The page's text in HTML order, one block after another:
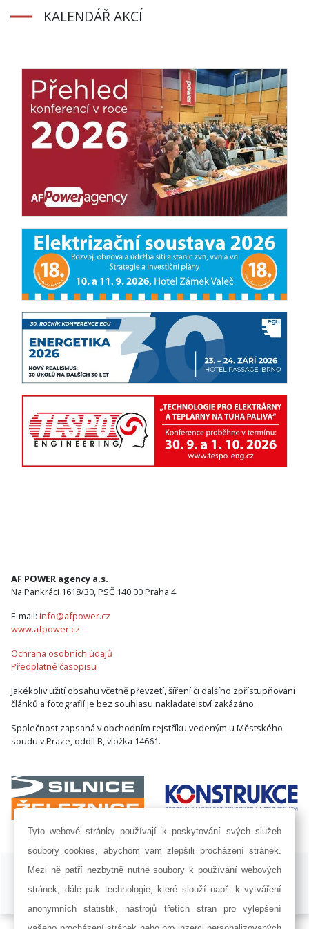
KALENDÁŘ AKCÍ
AF POWER agency a.s.
Na Pankráci 1618/30, PSČ 140 00 Praha 4
E-mail: info@afpower.cz
www.afpower.cz
Ochrana osobních údajů
Předplatné časopisu
Jakékoliv užití obsahu včetně převzetí, šíření či dalšího zpřístupňování
článků a fotografií je bez souhlasu nakladatelství zakázáno.
Společnost zapsaná v obchodním rejstříku vedeným u Městského
soudu v Praze, oddíl B, vložka 14661.
ISSN 1802-8535 © 2009 - 2026 AF POWER agency a.s. |
Nastavení
Developed by:
Railsformers s.r.o.
Tyto webové stránky používají k poskytování svých služeb
soubory cookies, abychom vám zlepšili procházení stránek.
Mezi ně patří nezbytně nutné soubory k používání webových
stránek, dále pak technologie, které slouží např. k vytváření
anonymních statistik, nástrojů třetích stran pro vylepšení